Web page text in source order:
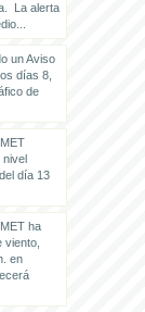
La alerta
un Aviso
días 8,
de
nivel
día 13
ha
viento,
en